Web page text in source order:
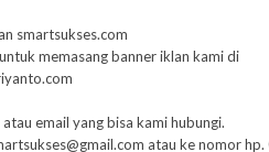
smartsukses.com
memasang banner iklan kami di
email yang bisa kami hubungi.
atau ke nomor